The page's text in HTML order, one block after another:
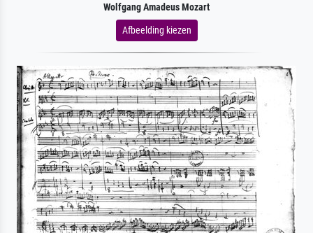
Wolfgang Amadeus Mozart
Afbeelding kiezen